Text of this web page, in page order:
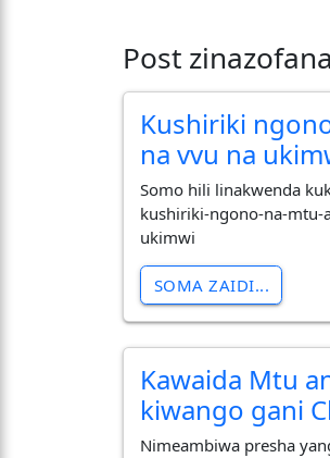
Post
Kushiriki
na vvu na
Somo hili linakwenda
kushiriki-ngono-na-mtu-
ukimwi
SOMA ZAIDI...
Kawaida Mtu
kiwango gani
Nimeambiwa presha